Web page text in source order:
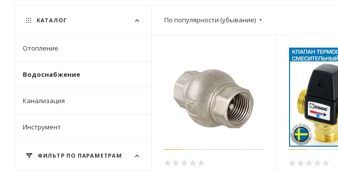
По популярности (убывание)
КАТАЛОГ
Отопление
Водоснабжение
Канализация
Инструмент
ФИЛЬТР ПО ПАРАМЕТРАМ